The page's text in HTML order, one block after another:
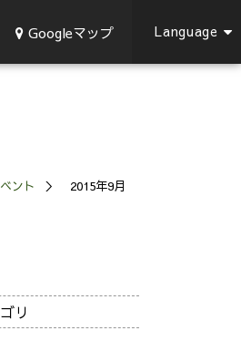
Googleマップ Language
ント 2015年9月
リ